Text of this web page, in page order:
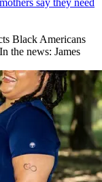
say they need
Black Americans
the news: James